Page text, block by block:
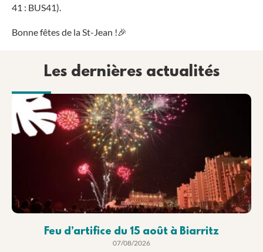
41 : BUS41).
Bonne fêtes de la St-Jean !🎉
Les dernières actualités
Feu d’artifice du 15 août à Biarritz
07/08/2026